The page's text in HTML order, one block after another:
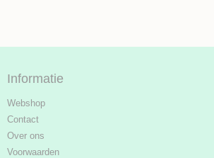
Informatie
Webshop
Contact
Over ons
Voorwaarden